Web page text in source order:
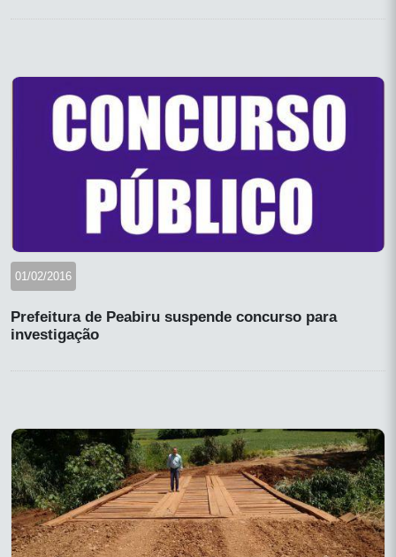
01/02/2016
Prefeitura de Peabiru suspende concurso para
investigação